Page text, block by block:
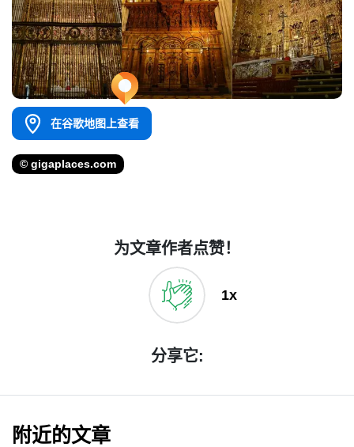
在谷歌地图上查看
© gigaplaces.com
为文章作者点赞！
1x
分享它:
附近的文章